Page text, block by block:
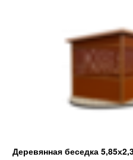
Деревянная беседка